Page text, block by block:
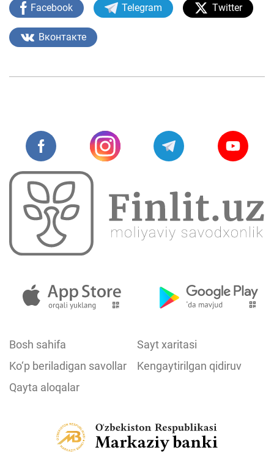
Facebook Telegram Twitter
Вконтакте
Bosh sahifa
Sayt xaritasi
Ko‘p beriladigan savollar
Kengaytirilgan qidiruv
Qayta aloqalar